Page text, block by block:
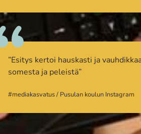
”Esitys kertoi hauskasti ja
somesta ja peleistä”
#mediakasvatus / Pusulan koulun Instagram